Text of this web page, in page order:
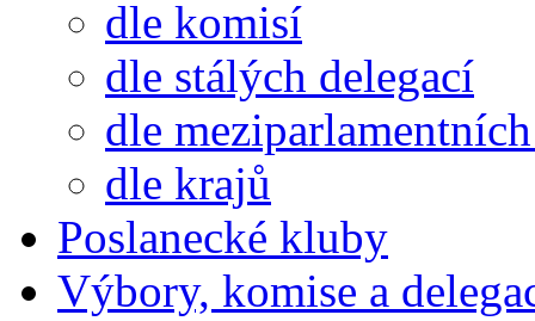
dle komisí
dle stálých delegací
dle
dle krajů
Poslanecké kluby
Výbory, komise a